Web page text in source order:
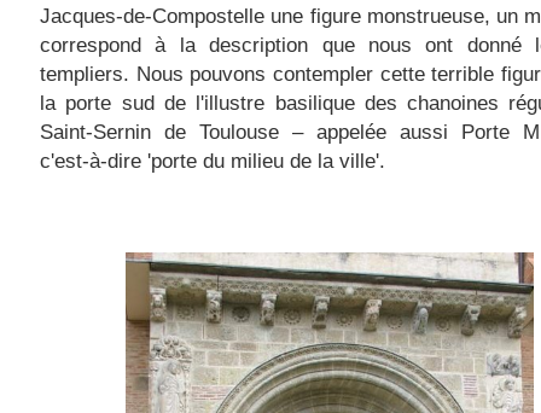
Jacques-de-Compostelle une figure monstrueuse, un
correspond à la description que nous ont donné
templiers. Nous pouvons contempler cette terrible
la porte sud de l'illustre basilique des chanoines
Saint-Sernin de Toulouse – appelée aussi Porte
c'est-à-dire 'porte du milieu de la ville'.